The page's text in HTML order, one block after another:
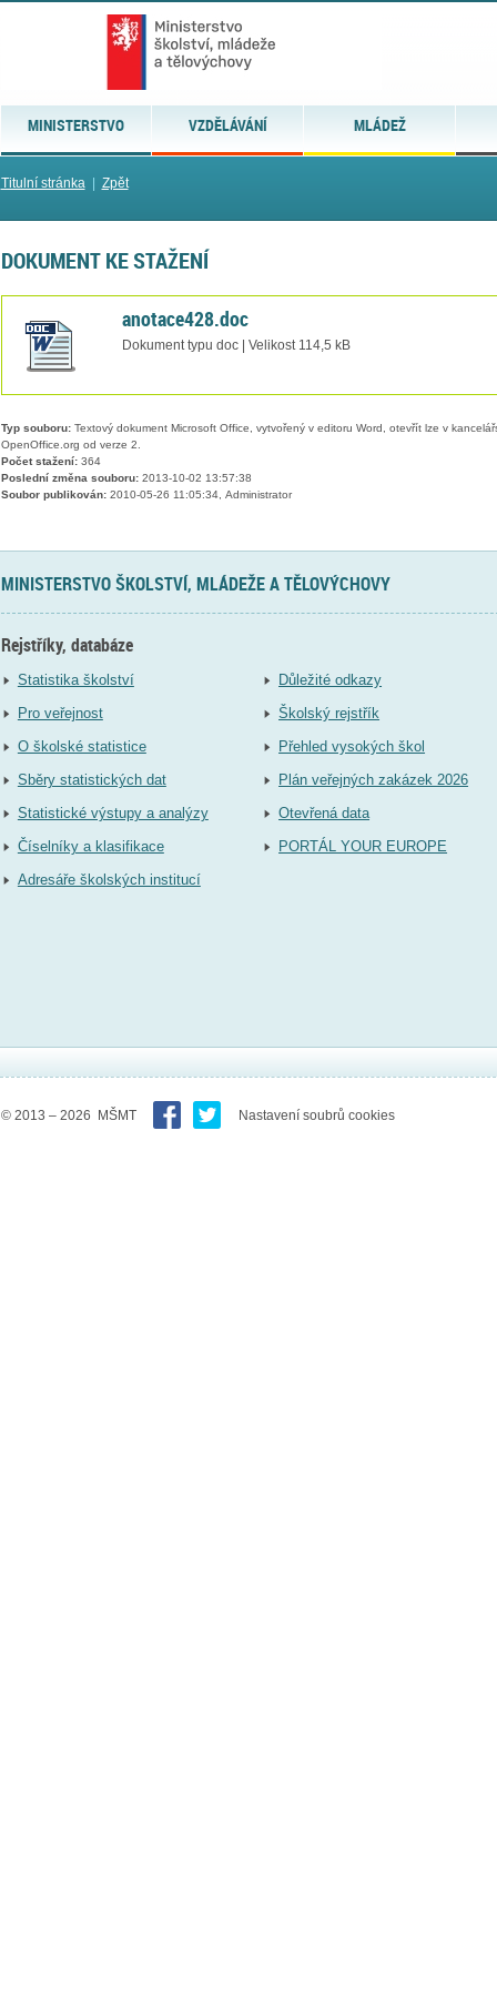
MINISTERSTVO VZDĚLÁVÁNÍ MLÁDEŽ
Titulní stránka| Zpět
DOKUMENT KE STAŽENÍ
anotace428.doc
Dokument typu doc | Velikost 114,5 kB
Typ souboru:Textový dokument Microsoft Office, vytvořený v editoru Word, otevřít lze v
OpenOffice.org od verze 2.
Počet stažení:364
Poslední změna souboru:2013-10-02 13:57:38
Soubor publikován:2010-05-26 11:05:34, Administrator
MINISTERSTVO ŠKOLSTVÍ, MLÁDEŽE A TĚLOVÝCHOVY
Rejstříky, databáze
Statistika školství
Pro veřejnost
O školské statistice
Sběry statistických dat
Statistické výstupy a analýzy
Číselníky a klasifikace
Adresáře školských institucí
Důležité odkazy
Školský rejstřík
Přehled vysokých škol
Plán veřejných zakázek 2026
Otevřená data
PORTÁL YOUR EUROPE
© 2013 – 2026 MŠMT Nastavení soubrů cookies